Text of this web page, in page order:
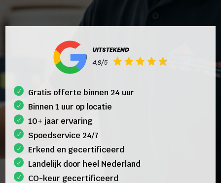
Gratis offerte binnen 24 uur
Binnen 1 uur op locatie
10+ jaar ervaring
Spoedservice 24/7
Erkend en gecertificeerd
Landelijk door heel Nederland
CO-keur gecertificeerd